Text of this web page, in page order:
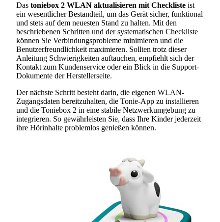
Das toniebox 2 WLAN aktualisieren mit Checkliste ist
ein wesentlicher Bestandteil, um das Gerät sicher, funktional
und stets auf dem neuesten Stand zu halten. Mit den
beschriebenen Schritten und der systematischen Checkliste
können Sie Verbindungsprobleme minimieren und die
Benutzerfreundlichkeit maximieren. Sollten trotz dieser
Anleitung Schwierigkeiten auftauchen, empfiehlt sich der
Kontakt zum Kundenservice oder ein Blick in die Support-
Dokumente der Herstellerseite.
Der nächste Schritt besteht darin, die eigenen WLAN-
Zugangsdaten bereitzuhalten, die Tonie-App zu installieren
und die Toniebox 2 in eine stabile Netzwerkumgebung zu
integrieren. So gewährleisten Sie, dass Ihre Kinder jederzeit
ihre Hörinhalte problemlos genießen können.